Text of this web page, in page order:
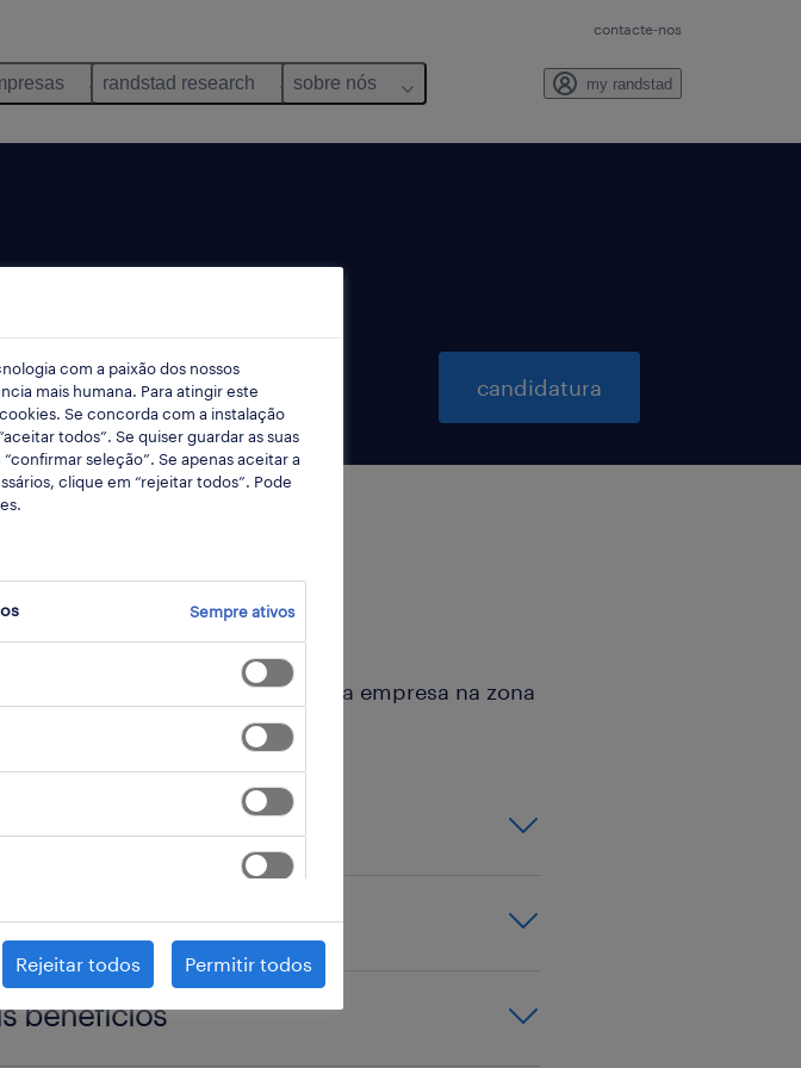
contacte-nos
randstad research sobre nós my randstad
a 8 dias candidatura
recrutar rebarbador industrial para empresa na zona
vagos.
na função.
benefícios
com a paixão dos nossos
mais humana. Para atingir este
Se concorda com a instalação
todos”. Se quiser guardar as suas
seleção”. Se apenas aceitar a
clique em “rejeitar todos”. Pode
Sempre ativos
Rejeitar todos Permitir todos